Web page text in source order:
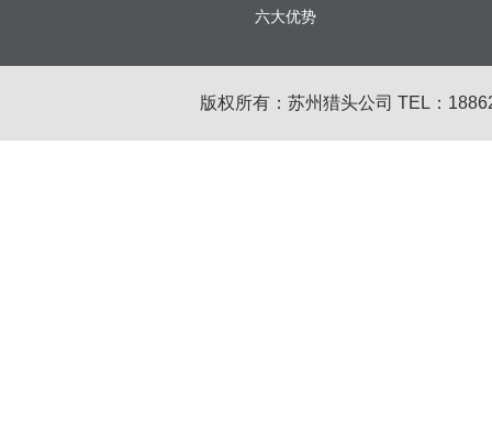
六大优势
版权所有：苏州猎头公司 TEL：